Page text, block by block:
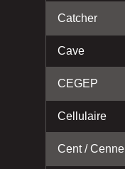
Catcher
Cave
CEGEP
Cellulaire
Cent / Cenne